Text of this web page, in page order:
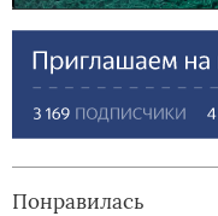
Понравилась